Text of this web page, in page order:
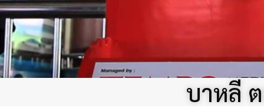
บาหลี